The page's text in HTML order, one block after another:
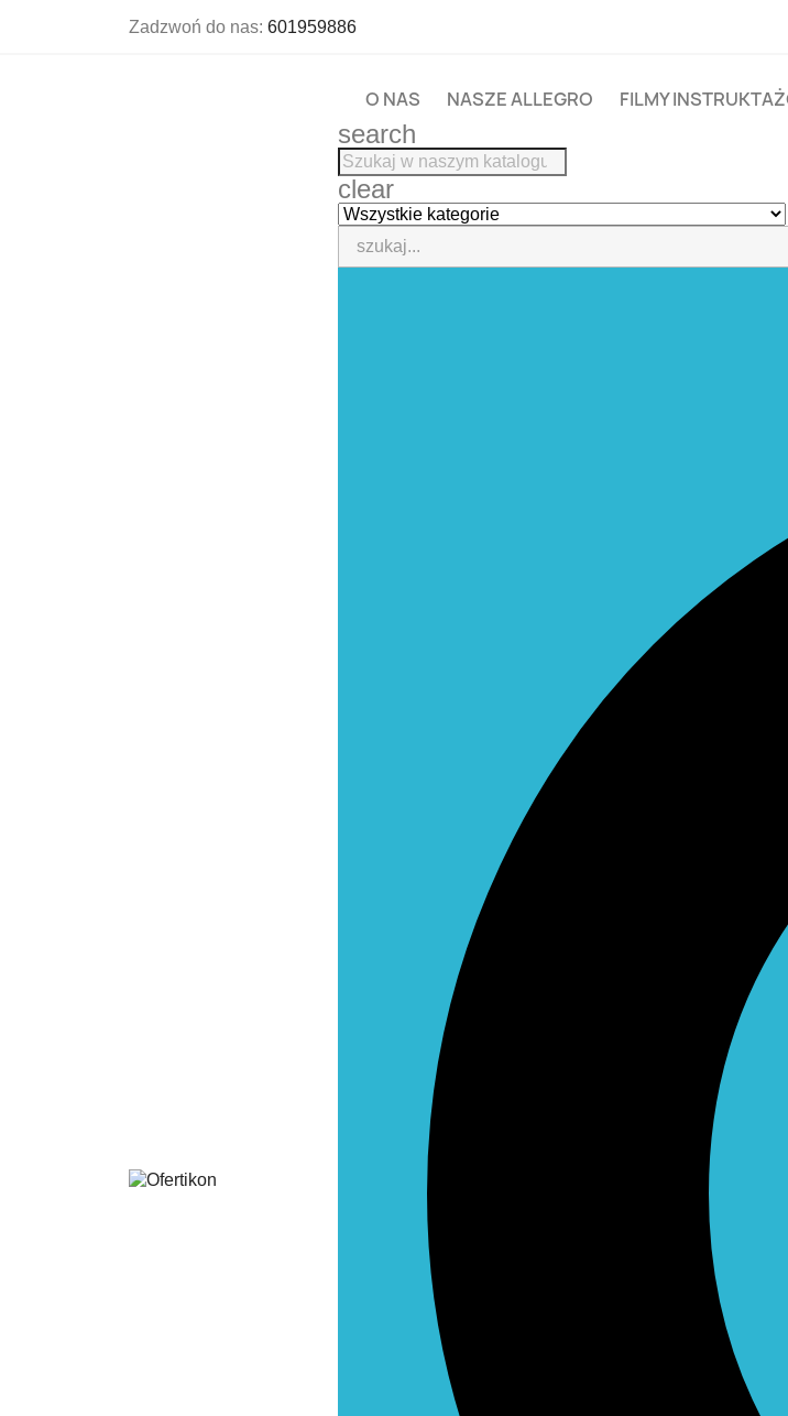
Zadzwoń do nas: 601959886
O NAS NASZE ALLEGRO FILMY
search
clear